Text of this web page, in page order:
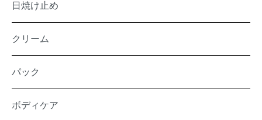
日焼け止め
クリーム
パック
ボディケア